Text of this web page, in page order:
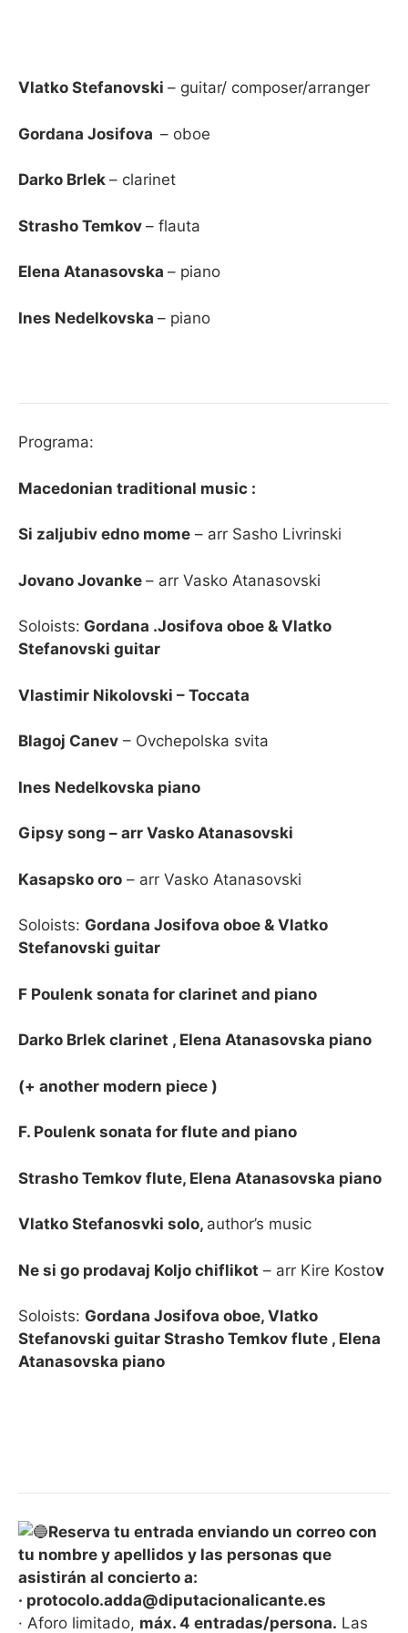
Vlatko Stefanovski – guitar/ composer/arranger
Gordana Josifova – oboe
Darko Brlek – clarinet
Strasho Temkov – flauta
Elena Atanasovska – piano
Ines Nedelkovska – piano
Programa:
Macedonian traditional music :
Si zaljubiv edno mome – arr Sasho Livrinski
Jovano Jovanke – arr Vasko Atanasovski
Soloists: Gordana .Josifova oboe & Vlatko
Stefanovski guitar
Vlastimir Nikolovski – Toccata
Blagoj Canev – Ovchepolska svita
Ines Nedelkovska piano
Gipsy song – arr Vasko Atanasovski
Kasapsko oro – arr Vasko Atanasovski
Soloists: Gordana Josifova oboe & Vlatko
Stefanovski guitar
F Poulenk sonata for clarinet and piano
Darko Brlek clarinet , Elena Atanasovska piano
(+ another modern piece )
F. Poulenk sonata for flute and piano
Strasho Temkov flute, Elena Atanasovska piano
Vlatko Stefanosvki solo, author’s music
Ne si go prodavaj Koljo chiflikot – arr Kire Kostov
Soloists: Gordana Josifova oboe, Vlatko
Stefanovski guitar Strasho Temkov flute , Elena
Atanasovska piano
Reserva tu entrada enviando un correo con
tu nombre y apellidos y las personas que
asistirán al concierto a:
· protocolo.adda@diputacionalicante.es
· Aforo limitado, máx. 4 entradas/persona. Las